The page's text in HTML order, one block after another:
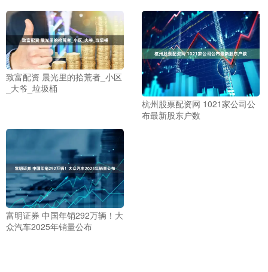
致富配资 晨光里的拾荒者_小区
_大爷_垃圾桶
杭州股票配资网 1021家公司公
布最新股东户数
富明证券 中国年销292万辆！大
众汽车2025年销量公布